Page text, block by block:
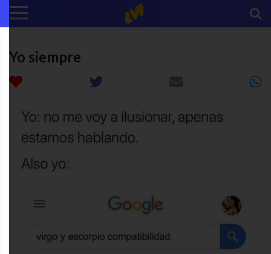
Yo siempre